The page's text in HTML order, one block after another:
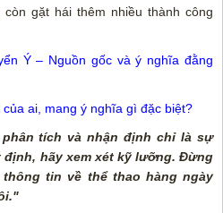
gặt hái thêm nhiều thành công
Ý – Nguồn gốc và ý nghĩa đằng
của ai, mang ý nghĩa gì đặc biệt?
tích và nhận định chỉ là sự
hãy xem xét kỹ lưỡng. Đừng
tin về thể thao hàng ngày